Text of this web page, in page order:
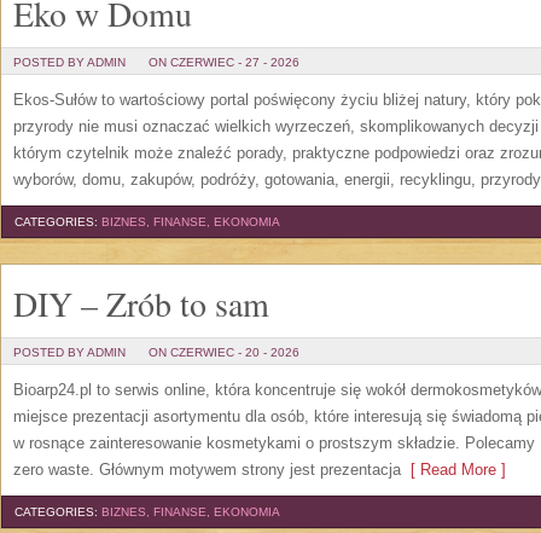
Eko w Domu
POSTED BY ADMIN ON CZERWIEC - 27 - 2026
Ekos-Sułów to wartościowy portal poświęcony życiu bliżej natury, który
przyrody nie musi oznaczać wielkich wyrzeczeń, skomplikowanych
którym czytelnik może znaleźć porady, praktyczne podpowiedzi oraz
wyborów, domu, zakupów, podróży, gotowania, energii, recyklingu,
CATEGORIES: BIZNES, FINANSE, EKONOMIA
DIY – Zrób to sam
POSTED BY ADMIN ON CZERWIEC - 20 - 2026
Bioarp24.pl to serwis online, która koncentruje się wokół
miejsce prezentacji asortymentu dla osób, które interesują się świadomą
w rosnące zainteresowanie kosmetykami o prostszym składzie. Polecamy
zero waste. Głównym motywem strony jest prezentacja[ Read More ]
CATEGORIES: BIZNES, FINANSE, EKONOMIA